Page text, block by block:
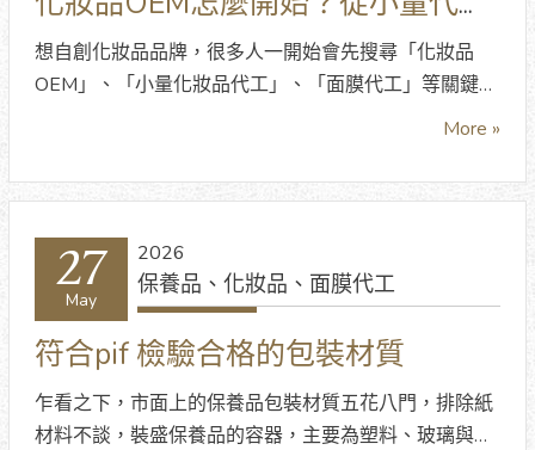
工、面膜開發到品牌量產流程
想自創化妝品品牌，很多人一開始會先搜尋「化妝品
OEM」、「小量化妝品代工」、「面膜代工」等關鍵
字，希望找到可以幫忙生產的工廠。不過，化妝品OEM
正要順利量產，需要先確認產品定位、配方規格、包材
程。
More »
27
May
2026
保養品、化妝品、面膜代工
符合pif 檢驗合格的包裝材質
乍看之下，市面上的保養品包裝材質五花八門，排除紙
材料不談，裝盛保養品的容器，主要為塑料、玻璃與金